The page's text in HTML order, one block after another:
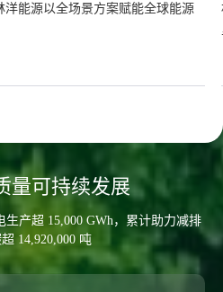
范项目正式开工，全球化布局再添
量可持续发展
产超 15,000 GWh，累计助力减排
14,920,000 吨